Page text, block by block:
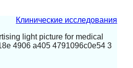
Клинические исследования